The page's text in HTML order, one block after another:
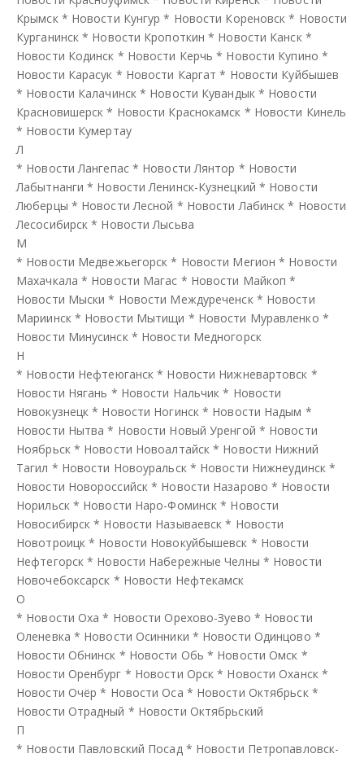
Крымск * Новости Кунгур * Новости Кореновск * Новости
Курганинск * Новости Кропоткин * Новости Канск *
Новости Кодинск * Новости Керчь * Новости Купино *
Новости Карасук * Новости Каргат * Новости Куйбышев
* Новости Калачинск * Новости Кувандык * Новости
Красновишерск * Новости Краснокамск * Новости Кинель
* Новости Кумертау
Л
* Новости Лангепас* Новости Лянтор * Новости
Лабытнанги * Новости Ленинск-Кузнецкий * Новости
Люберцы * Новости Лесной * Новости Лабинск * Новости
Лесосибирск * Новости Лысьва
М
* Новости Медвежьегорск * Новости Мегион * Новости
Махачкала * Новости Магас * Новости Майкоп *
Новости Мыски * Новости Междуреченск * Новости
Мариинск * Новости Мытищи * Новости Муравленко *
Новости Минусинск * Новости Медногорск
Н
* Новости Нефтеюганск * Новости Нижневартовск *
Новости Нягань * Новости Нальчик * Новости
Новокузнецк * Новости Ногинск * Новости Надым *
Новости Нытва * Новости Новый Уренгой * Новости
Ноябрьск * Новости Новоалтайск * Новости Нижний
Тагил * Новости Новоуральск * Новости Нижнеудинск *
Новости Новороссийск * Новости Назарово * Новости
Норильск * Новости Наро-Фоминск * Новости
Новосибирск * Новости Называевск * Новости
Новотроицк * Новости Новокуйбышевск * Новости
Нефтегорск * Новости Набережные Челны * Новости
Новочебоксарск * Новости Нефтекамск
О
* Новости Оха * Новости Орехово-Зуево * Новости
Оленевка * Новости Осинники * Новости Одинцово *
Новости Обнинск * Новости Обь * Новости Омск *
Новости Оренбург * Новости Орск * Новости Оханск *
Новости Очёр * Новости Оса * Новости Октябрьск *
Новости Отрадный * Новости Октябрьский
П
* Новости Павловский Посад * Новости Петропавловск-